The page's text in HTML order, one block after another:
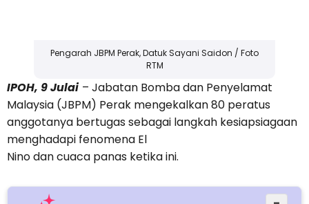
Pengarah JBPM Perak, Datuk Sayani Saidon / Foto
RTM
IPOH, 9 Julai – Jabatan Bomba dan Penyelamat
Malaysia (JBPM) Perak mengekalkan 80 peratus
anggotanya bertugas sebagai langkah kesiapsiagaan
menghadapi fenomena El
Nino dan cuaca panas ketika ini.